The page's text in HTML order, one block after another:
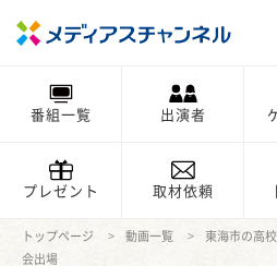
番組一覧 出演者
プレゼント 取材依頼
トップページ 動画一覧
東海市の高
会出場